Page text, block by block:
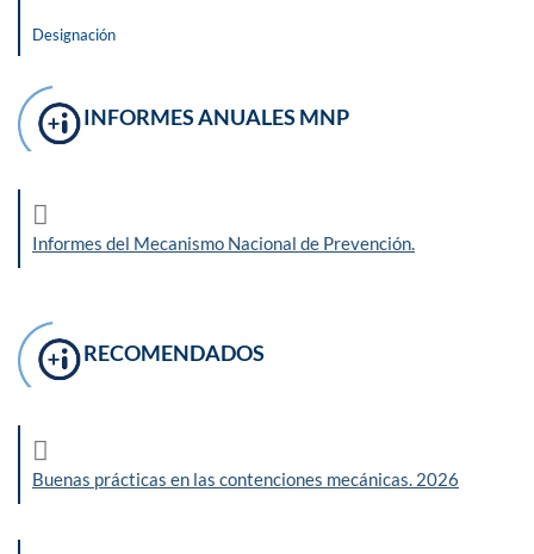
Designación
INFORMES ANUALES MNP
Informes del Mecanismo Nacional de Prevención.
RECOMENDADOS
Buenas prácticas en las contenciones mecánicas. 2026